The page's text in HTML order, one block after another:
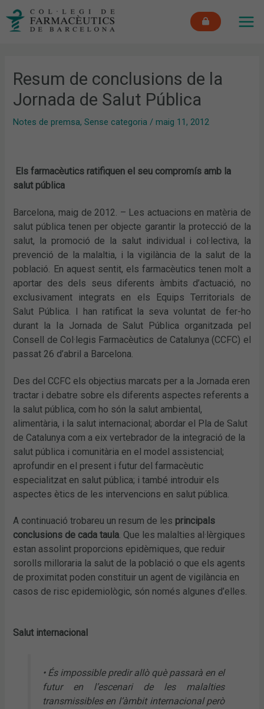
Resum de conclusions de la
Jornada de Salut Pública
Notes de premsa,Sense categoria /maig 11, 2012
Els farmacèutics ratifiquen el seu compromís amb la
salut pública
Barcelona, maig de 2012. – Les actuacions en matèria de
salut pública tenen per objecte garantir la protecció de la
salut, la promoció de la salut individual i col·lectiva, la
prevenció de la malaltia, i la vigilància de la salut de la
població. En aquest sentit, els farmacèutics tenen molt a
aportar des dels seus diferents àmbits d’actuació, no
exclusivament integrats en els Equips Territorials de
Salut Pública. I han ratificat la seva voluntat de fer-ho
durant la Ia Jornada de Salut Pública organitzada pel
Consell de Col·legis Farmacèutics de Catalunya (CCFC) el
passat 26 d’abril a Barcelona.
Des del CCFC els objectius marcats per a la Jornada eren
tractar i debatre sobre els diferents aspectes referents a
la salut pública, com ho són la salut ambiental,
alimentària, i la salut internacional; abordar el Pla de Salut
de Catalunya com a eix vertebrador de la integració de la
salut pública i comunitària en el model assistencial;
aprofundir en el present i futur del farmacèutic
especialitzat en salut pública; i també introduir els
aspectes ètics de les intervencions en salut pública.
A continuació trobareu un resum de les principals
conclusions de cada taula. Que les malalties al·lèrgiques
estan assolint proporcions epidèmiques, que reduir
sorolls milloraria la salut de la població o que els agents
de proximitat poden constituir un agent de vigilància en
casos de risc epidemiològic, són només algunes d’elles.
Salut internacional
• És impossible predir allò què passarà en el
futur en l’escenari de les malalties
transmissibles en l’àmbit internacional però